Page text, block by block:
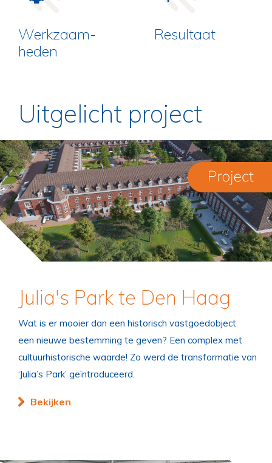
Werkzaam­
heden
Resultaat
Uitgelicht project
Julia's Park te Den Haag
Wat is er mooier dan een historisch vastgoedobject
een nieuwe bestemming te geven? Een complex met
cultuurhistorische waarde! Zo werd de transformatie van
‘Julia’s Park’ geïntroduceerd.
Bekijken